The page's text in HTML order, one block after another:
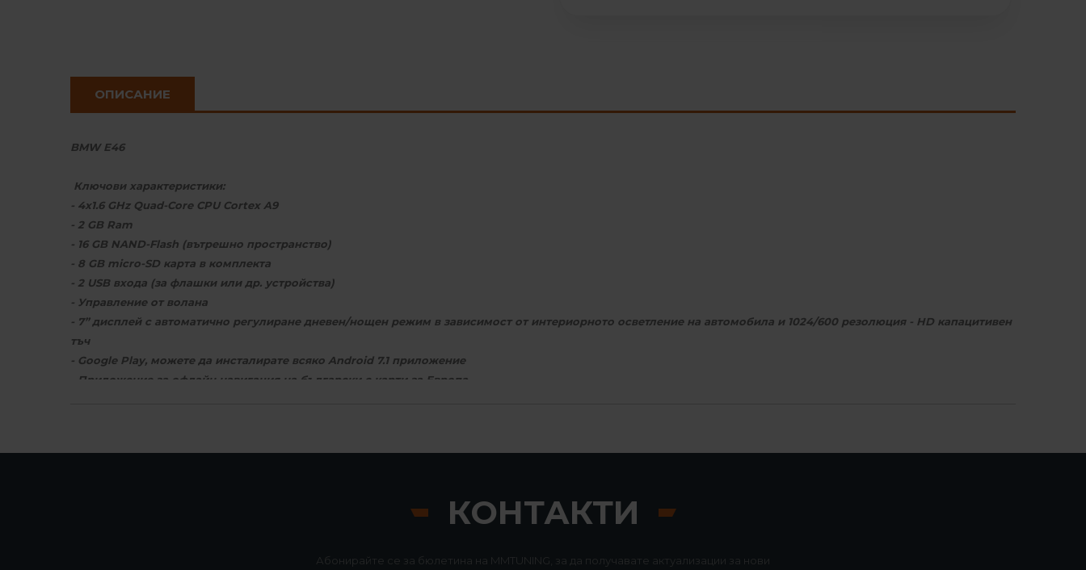
ОПИСАНИЕ
BMW E46
Ключови характеристики:
- 4x1.6 GHz Quad-Core CPU Cortex A9
- 2 GB Ram
- 16 GB NAND-Flash (вътрешно пространство)
- 8 GB micro-SD карта в комплекта
- 2 USB входа (за флашки или др. устройства)
- Управление от волана
- 7” дисплей с автоматично регулиране дневен/нощен режим в зависимост от интериорното осветление на автомобила и 1024/600 резолюция - HD капацитивен
тъч
- Google Play, можете да инсталирате всяко Android 7.1 приложение
- Приложение за офлайн навигация на български с карти за Европа
- Навигация на български с последна версия карти на България и Европа
- 4G+3G модул - възможност за добавяне на SIM карта и Интернет на самото устройство
КОНТАКТИ
Абонирайте се за бюлетина на MMTUNING, за да получавате актуализации за нови